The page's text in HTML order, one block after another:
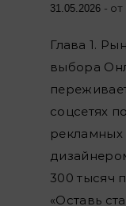
31.05.2026 - от
Глава 1. Рынок переполнен: проблема
выбора
соцсетях
рекламных
300 тысяч
«Оставь